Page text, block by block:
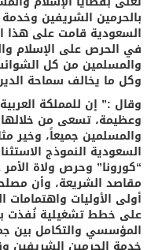
بالحرمين الشريفين
السعودية قامت على هذا
في الحرص على الإسلام
والمسلمين من كل
وكل ما يخالف سماحة
​وقال :” إن للمملكة
وعظيمة، تسعى من
والمسلمين جميعاً، وخير
السعودية النموذج
“كورونا” وحرص ولاة
مقاصد الشريعة، وأن
أولى الأوليات واهتمامات
على خطط تشغيلية نُفذت
المؤسسي والتكامل بين